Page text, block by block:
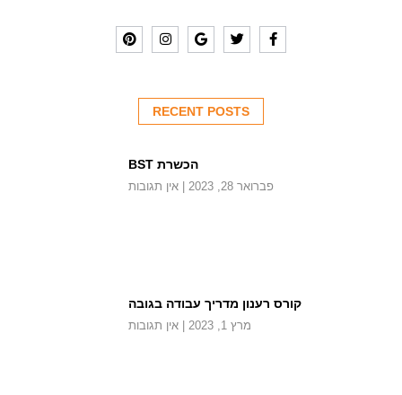
RECENT POSTS
הכשרת BST
פברואר 28, 2023 אין תגובות
קורס רענון מדריך עבודה בגובה
מרץ 1, 2023 אין תגובות